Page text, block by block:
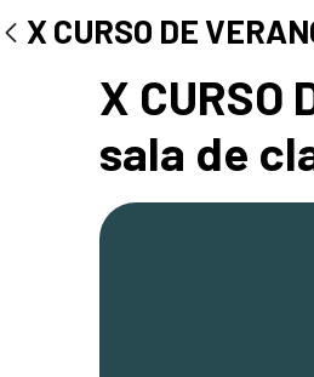
Centro
X CURSO DE
X CURSO
sala de